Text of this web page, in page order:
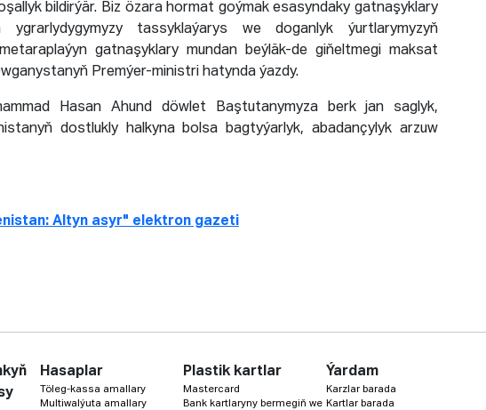
bildirýär. Biz özara hormat goýmak esasyndaky gatnaşyklary
ygrarlydygymyzy tassyklaýarys we doganlyk ýurtlarymyzyň
gatnaşyklary mundan beýläk-de giňeltmegi maksat
Premýer-ministri hatynda ýazdy.
Hasan Ahund döwlet Baştutanymyza berk jan saglyk,
dostlukly halkyna bolsa bagtyýarlyk, abadançylyk arzuw
Altyn asyr" elektron gazeti
Hasaplar
Töleg-kassa amallary
Multiwalýuta amallary
Plastik kartlar
Mastercard
Bank kartlaryny bermegiň we
Ýardam
Karzlar barada
Kartlar barada